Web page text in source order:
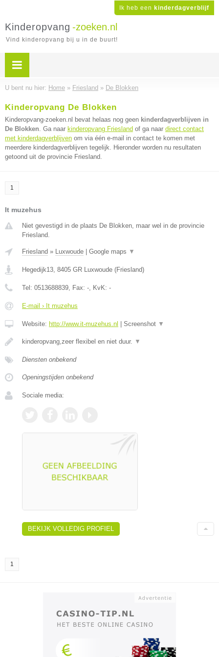
Ik heb een kinderdagverblijf
Kinderopvang -zoeken.nl
Vind kinderopvang bij u in de buurt!
U bent nu hier: Home » Friesland » De Blokken
Kinderopvang De Blokken
Kinderopvang-zoeken.nl bevat helaas nog geen kinderdagverblijven in
De Blokken. Ga naar kinderopvang Friesland of ga naar direct contact
met kinderdagverblijven om via één e-mail in contact te komen met
meerdere kinderdagverblijven tegelijk. Hieronder worden nu resultaten
getoond uit de provincie Friesland.
1
It muzehus
Niet gevestigd in de plaats De Blokken, maar wel in de provincie
Friesland.
Friesland » Luxwoude Google maps ▼
Hegedijk13, 8405 GR Luxwoude (Friesland)
Tel: 0513688839, Fax: -, KvK: -
E-mail › It muzehus
Website: http://www.it-muzehus.nl Screenshot ▼
kinderopvang,zeer flexibel en niet duur. ▼
Diensten onbekend
Openingstijden onbekend
Sociale media:
BEKIJK VOLLEDIG PROFIEL
1